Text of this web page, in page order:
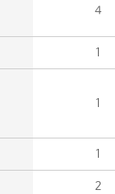
4
1
1
1
2